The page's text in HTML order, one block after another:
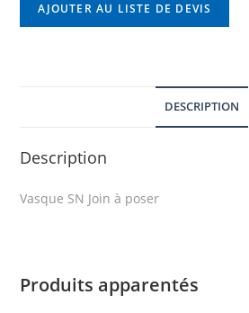
AJOUTER AU LISTE DE DEVIS
DESCRIPTION
Description
Vasque SN Join à poser
Produits apparentés